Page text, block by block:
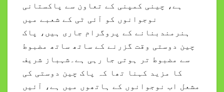
ہے، چینی کمپنی کے تعاون سے پاکستانی
نوجوانوں کو آئی ٹی کے شعبے میں
ہنرمندبنانے کے پروگرام جاری ہیں، پاک
چین دوستی وقت گزرنے کے ساتھ ساتھ مضبوط
سے مضبوط تر ہوتی جا رہی ہے۔شہباز شریف
کا مزید کہنا تھا کہ پاک چین دوستی کی
مشعل اب نوجوانوں کے ہاتھوں میں ہے، آئیں